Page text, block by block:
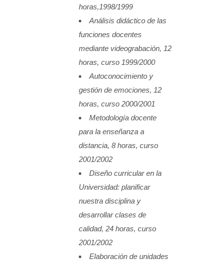
horas,1998/1999
Análisis didáctico de las
funciones docentes
mediante videograbación, 12
horas, curso 1999/2000
Autoconocimiento y
gestión de emociones, 12
horas, curso 2000/2001
Metodología docente
para la enseñanza a
distancia, 8 horas, curso
2001/2002
Diseño curricular en la
Universidad: planificar
nuestra disciplina y
desarrollar clases de
calidad, 24 horas, curso
2001/2002
Elaboración de unidades